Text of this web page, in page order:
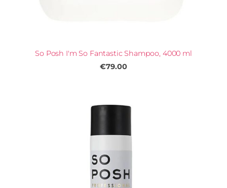
So Posh I'm So Fantastic Shampoo, 4000 ml
€79.00